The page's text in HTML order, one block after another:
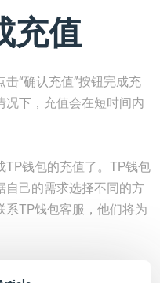
充值
“确认充值”按钮完成充
况下，充值会在短时间内
TP钱包的充值了。TP钱包
自己的需求选择不同的方
TP钱包客服，他们将为